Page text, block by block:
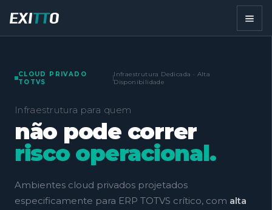
CLOUD PRIVADO
TOTVS
Infraestrutura Dedicada · Alta
Disponibilidade
Infraestrutura para quem
não pode correr
risco operacional.
Ambientes cloud privados projetados
especificamente para ERP TOTVS crítico, com alta